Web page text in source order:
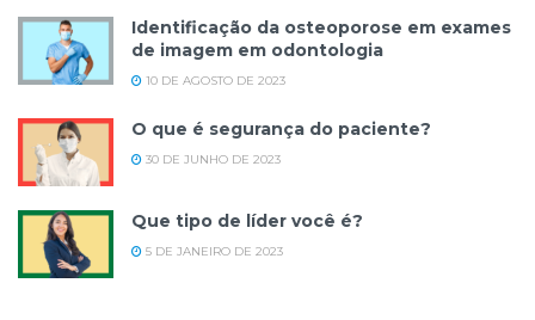
Identificação da osteoporose em exames
de imagem em odontologia
10 DE AGOSTO DE 2023
O que é segurança do paciente?
30 DE JUNHO DE 2023
Que tipo de líder você é?
5 DE JANEIRO DE 2023